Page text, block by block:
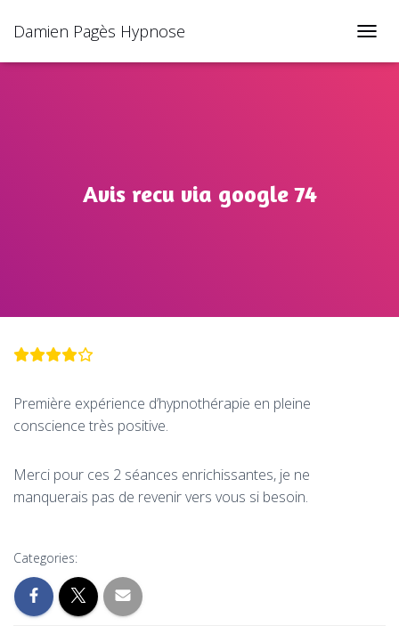
Damien Pagès Hypnose
Avis recu via google 74
Première expérience d’hypnothérapie en pleine
conscience très positive.
Merci pour ces 2 séances enrichissantes, je ne
manquerais pas de revenir vers vous si besoin.
Categories: